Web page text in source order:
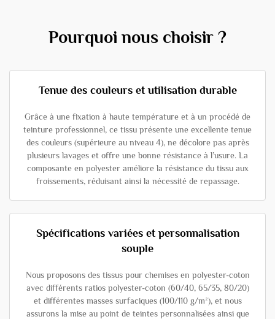
Pourquoi nous choisir ?
Tenue des couleurs et utilisation durable
Grâce à une fixation à haute température et à un procédé de
teinture professionnel, ce tissu présente une excellente tenue
des couleurs (supérieure au niveau 4), ne décolore pas après
plusieurs lavages et offre une bonne résistance à l’usure. La
composante en polyester améliore la résistance du tissu aux
froissements, réduisant ainsi la nécessité de repassage.
Spécifications variées et personnalisation
souple
Nous proposons des tissus pour chemises en polyester-coton
avec différents ratios polyester-coton (60/40, 65/35, 80/20)
et différentes masses surfaciques (100/110 g/m²), et nous
assurons la mise au point de teintes personnalisées ainsi que